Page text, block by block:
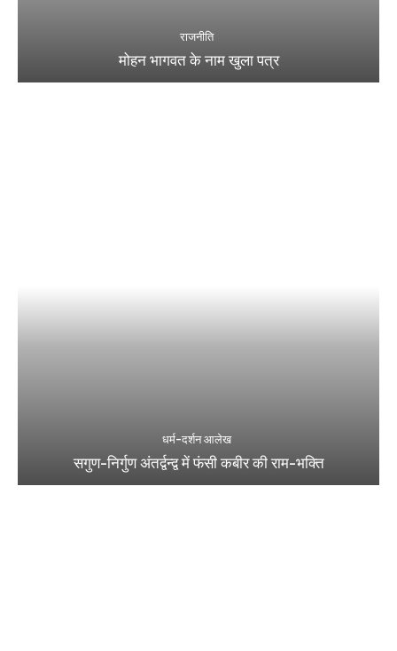
राजनीति
मोहन भागवत के नाम खुला पत्र
धर्म-दर्शन आलेख
सगुण-निर्गुण अंतर्द्वन्द्व में फंसी कबीर की राम-भक्ति